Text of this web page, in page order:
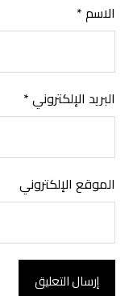
الاسم*
البريد الإلكتروني*
الموقع الإلكتروني
إرسال التعليق